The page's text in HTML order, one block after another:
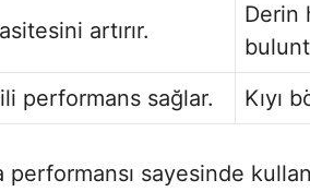
artırır.
Derin
performans sağlar. Kıyı
sayesinde